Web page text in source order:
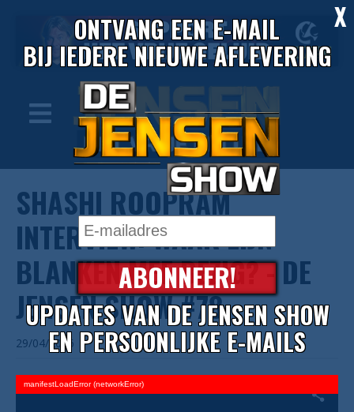
SHASHI ROOPRAM
INTERVIEW: WAAR ZIJN
BLANKEN MEE BEZIG? - DE
JENSEN SHOW #78
29/04/2026
manifestLoadError (networkError)
X
ONTVANG EEN E-MAIL
BIJ IEDERE NIEUWE AFLEVERING
ABONNEER!
UPDATES VAN DE JENSEN SHOW
EN PERSOONLIJKE E-MAILS